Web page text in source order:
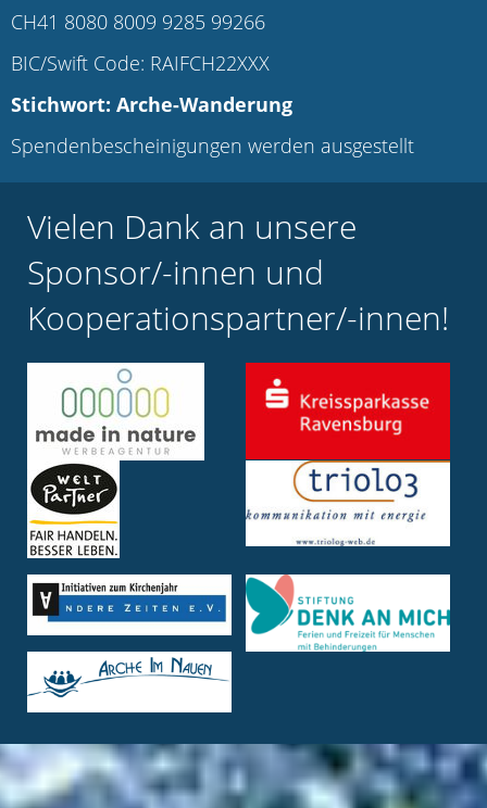
CH41 8080 8009 9285 99266
BIC/Swift Code: RAIFCH22XXX
Stichwort: Arche-Wanderung
Spendenbescheinigungen werden ausgestellt
Vielen Dank an unsere
Sponsor/-innen und
Kooperationspartner/-innen!